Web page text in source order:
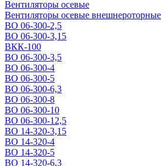
Вентиляторы осевые
Вентиляторы осевые
ВО 06-300-2,5
ВО 06-300-3,15
ВКК-100
ВО 06-300-3,5
ВО 06-300-4
ВО 06-300-5
ВО 06-300-6,3
ВО 06-300-8
ВО 06-300-10
ВО 06-300-12,5
ВО 14-320-3,15
ВО 14-320-4
ВО 14-320-5
ВО 14-320-6,3